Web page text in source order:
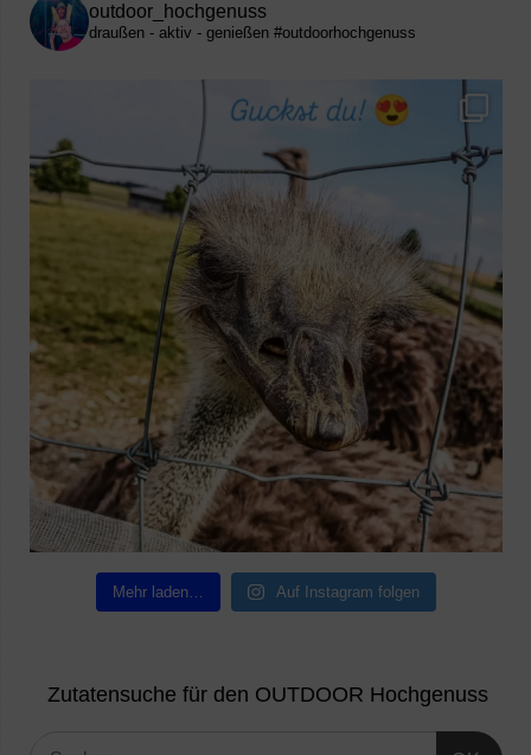
outdoor_hochgenuss
draußen - aktiv - genießen #outdoorhochgenuss
Mehr laden… Auf Instagram folgen
Zutatensuche für den OUTDOOR Hochgenuss